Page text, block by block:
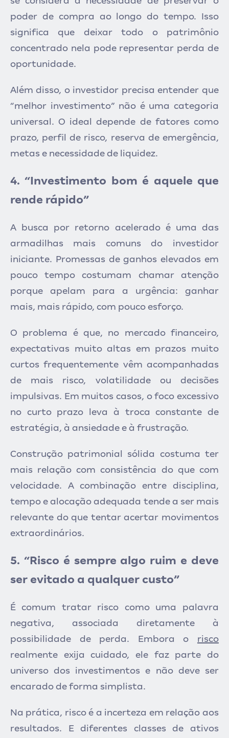
poder de compra ao longo do tempo. Isso
significa que deixar todo o patrimônio
concentrado nela pode representar perda de
oportunidade.
Além disso, o investidor precisa entender que
“melhor investimento” não é uma categoria
universal. O ideal depende de fatores como
prazo, perfil de risco, reserva de emergência,
metas e necessidade de liquidez.
4. “Investimento bom é aquele que
rende rápido”
A busca por retorno acelerado é uma das
armadilhas mais comuns do investidor
iniciante. Promessas de ganhos elevados em
pouco tempo costumam chamar atenção
porque apelam para a urgência: ganhar
mais, mais rápido, com pouco esforço.
O problema é que, no mercado financeiro,
expectativas muito altas em prazos muito
curtos frequentemente vêm acompanhadas
de mais risco, volatilidade ou decisões
impulsivas. Em muitos casos, o foco excessivo
no curto prazo leva à troca constante de
estratégia, à ansiedade e à frustração.
Construção patrimonial sólida costuma ter
mais relação com consistência do que com
velocidade. A combinação entre disciplina,
tempo e alocação adequada tende a ser mais
relevante do que tentar acertar movimentos
extraordinários.
5. “Risco é sempre algo ruim e deve
ser evitado a qualquer custo”
É comum tratar risco como uma palavra
negativa, associada diretamente à
possibilidade de perda. Embora o risco
realmente exija cuidado, ele faz parte do
universo dos investimentos e não deve ser
encarado de forma simplista.
Na prática, risco é a incerteza em relação aos
resultados. E diferentes classes de ativos